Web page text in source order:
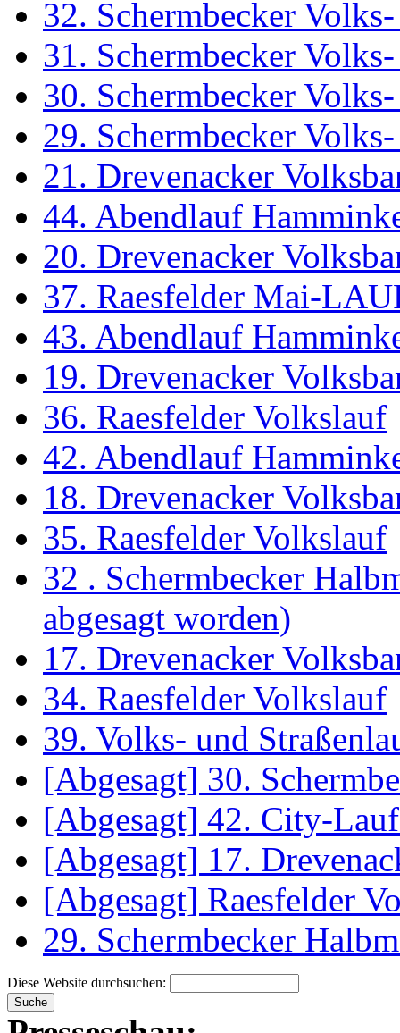
32. Schermbecker
31. Schermbecker
30. Schermbecker
29. Schermbecker
21. Drevenacker
44. Abendlauf
20. Drevenacker
37. Raesfelder Mai-
43. Abendlauf
19. Drevenacker
36. Raesfelder Volkslauf
42. Abendlauf
18. Drevenacker
35. Raesfelder Volkslauf
32 . Schermbecker
abgesagt worden)
17. Drevenacker
34. Raesfelder Volkslauf
39. Volks- und
[Abgesagt] 30.
[Abgesagt] 42. City-
[Abgesagt] 17.
[Abgesagt] Raesfelder
29. Schermbecker
Diese Website durchsuchen: